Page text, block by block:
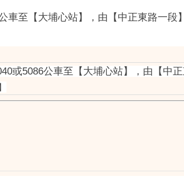
車至【大埔心站】，由【中正東路一
或5086公車至【大埔心站】，由【中